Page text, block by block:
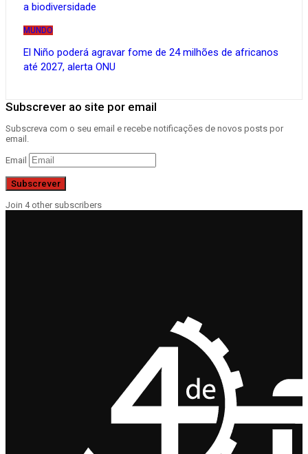
a biodiversidade
MUNDO
El Niño poderá agravar fome de 24 milhões de africanos
até 2027, alerta ONU
Subscrever ao site por email
Subscreva com o seu email e recebe notificações de novos posts por
email.
Email
Subscrever
Join 4 other subscribers